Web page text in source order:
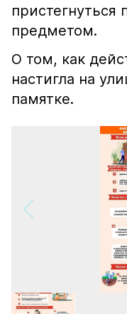
пристегнуться
предметом.
О том, как
настигла на
памятке.